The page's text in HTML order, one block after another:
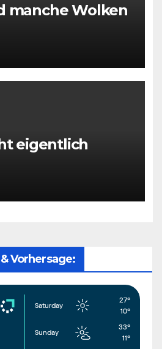
manche Wolken
eigentlich
Vorhersage:
Saturday
27°
10°
Sunday
33°
11°